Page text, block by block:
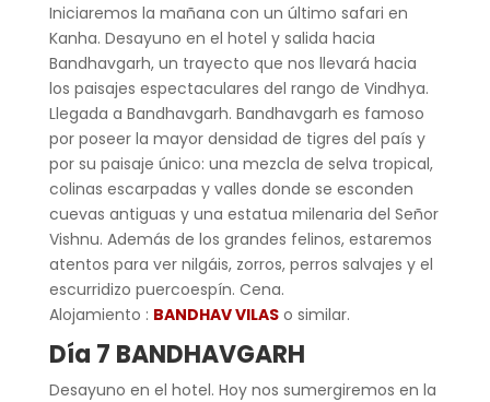
Iniciaremos la mañana con un último safari en
Kanha. Desayuno en el hotel y salida hacia
Bandhavgarh, un trayecto que nos llevará hacia
los paisajes espectaculares del rango de Vindhya.
Llegada a Bandhavgarh. Bandhavgarh es famoso
por poseer la mayor densidad de tigres del país y
por su paisaje único: una mezcla de selva tropical,
colinas escarpadas y valles donde se esconden
cuevas antiguas y una estatua milenaria del Señor
Vishnu. Además de los grandes felinos, estaremos
atentos para ver nilgáis, zorros, perros salvajes y el
escurridizo puercoespín. Cena.
Alojamiento : BANDHAV VILASo similar.
Día 7 BANDHAVGARH
Desayuno en el hotel. Hoy nos sumergiremos en la